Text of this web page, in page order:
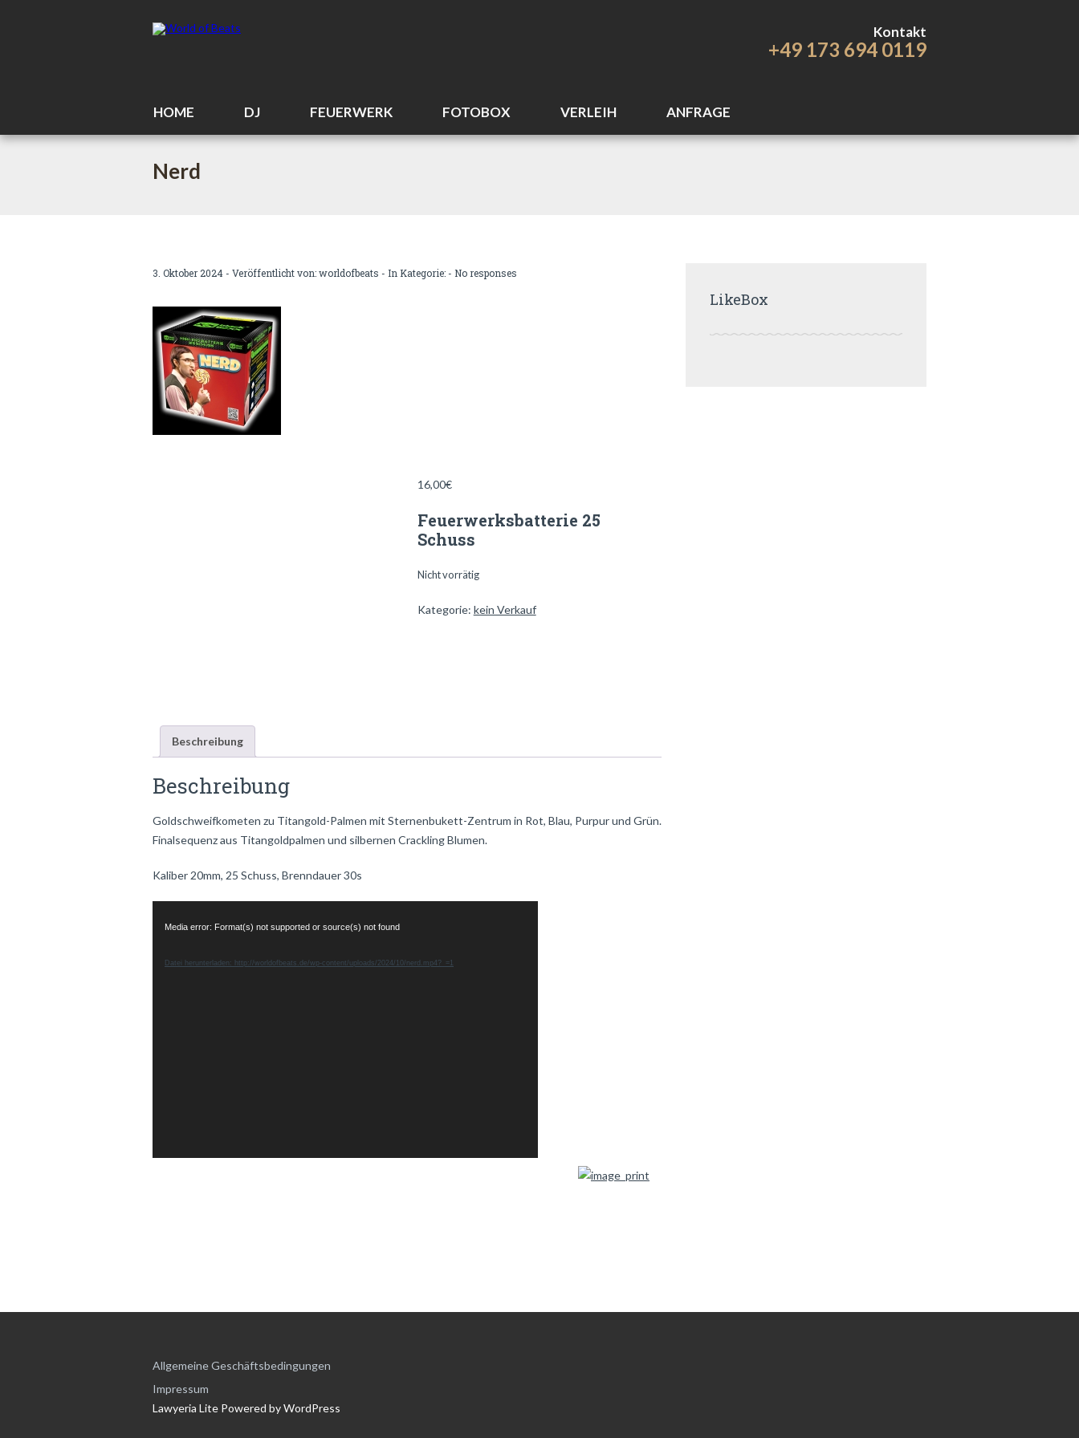
Kontakt
+49 173 694 0119
HOME DJ FEUERWERK FOTOBOX VERLEIH ANFRAGE
Nerd
3. Oktober 2024 - Veröffentlicht von:worldofbeats - In Kategorie: - No responses
16,00€
Feuerwerksbatterie 25
Schuss
Nicht vorrätig
Kategorie: kein Verkauf
Beschreibung
Beschreibung
Goldschweifkometen zu Titangold-Palmen mit Sternenbukett-Zentrum in Rot, Blau, Purpur und Grün.
Finalsequenz aus Titangoldpalmen und silbernen Crackling Blumen.
Kaliber 20mm, 25 Schuss, Brenndauer 30s
Player
Media error: Format(s) not supported or source(s) not found
Datei herunterladen: http://worldofbeats.de/wp-content/uploads/2024/10/nerd.mp4?_=1
LikeBox
Allgemeine Geschäftsbedingungen
Impressum
Lawyeria Lite Powered byWordPress